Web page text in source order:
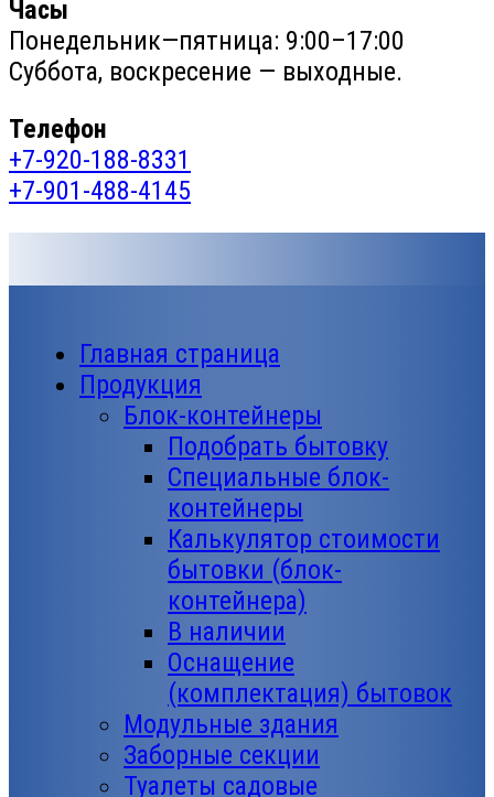
Часы
Понедельник—пятница: 9:00–17:00
Суббота, воскресение — выходные.
Телефон
+7-920-188-8331
+7-901-488-4145
Главная страница
Продукция
Блок-контейнеры
Подобрать бытовку
Специальные блок-
контейнеры
Калькулятор стоимости
бытовки (блок-
контейнера)
В наличии
Оснащение
(комплектация) бытовок
Модульные здания
Заборные секции
Туалеты садовые